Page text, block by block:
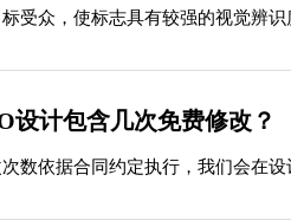
受众，使标志具有较强的视觉辨识
设计包含几次免费修改？
数依据合同约定执行，我们会在